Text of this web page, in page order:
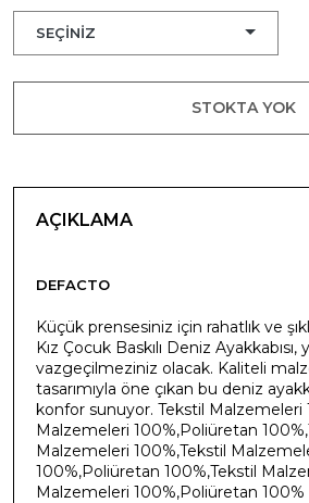
STOKTA YOK
AÇIKLAMA
DEFACTO
Küçük prensesiniz için rahatlık ve
Kız Çocuk Baskılı Deniz
vazgeçilmeziniz olacak. Kaliteli
tasarımıyla öne çıkan bu deniz
konfor sunuyor. Tekstil Malzemeleri
Malzemeleri 100%,Poliüretan
Malzemeleri 100%,Tekstil
100%,Poliüretan 100%,Tekstil
Malzemeleri 100%,Poliüretan 100%